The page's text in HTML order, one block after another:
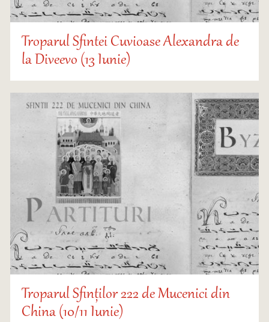
Troparul Sfintei Cuvioase Alexandra de
la Diveevo (13 Iunie)
Troparul Sfinților 222 de Mucenici din
China (10/11 Iunie)